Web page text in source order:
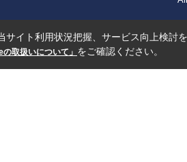
サイト利用状況把握、サービス向上検討
の取扱いについて」 をご確認ください。